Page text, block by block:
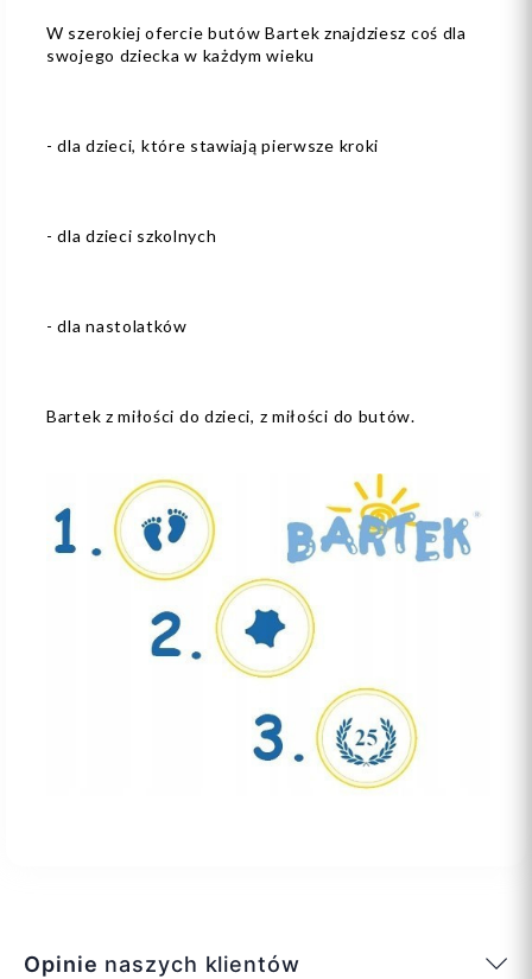
W szerokiej ofercie butów Bartek znajdziesz coś dla
swojego dziecka w każdym wieku
- dla dzieci, które stawiają pierwsze kroki
- dla dzieci szkolnych
- dla nastolatków
Bartek z miłości do dzieci, z miłości do butów.
Opinie naszych klientów